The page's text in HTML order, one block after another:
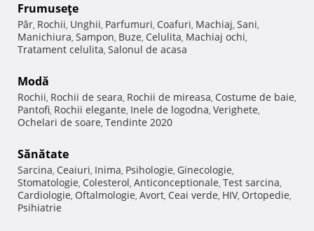
Frumuseţe
Păr, Rochii, Unghii, Parfumuri, Coafuri, Machiaj, Sani,
Manichiura, Sampon, Buze, Celulita, Machiaj ochi,
Tratament celulita, Salonul de acasa
Modă
Rochii, Rochii de seara, Rochii de mireasa, Costume de baie,
Pantofi, Rochii elegante, Inele de logodna, Verighete,
Ochelari de soare, Tendinte 2020
Sănătate
Sarcina, Ceaiuri, Inima, Psihologie, Ginecologie,
Stomatologie, Colesterol, Anticonceptionale, Test sarcina,
Cardiologie, Oftalmologie, Avort, Ceai verde, HIV, Ortopedie,
Psihiatrie